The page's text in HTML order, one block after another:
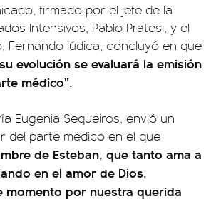
firmado por el jefe de la
Intensivos, Pablo Pratesi, y el
Fernando Iúdica, concluyó en que
evolución se evaluará la emisión
médico”.
Eugenia Sequeiros, envió un
del parte médico en el que
de Esteban, que tanto ama a
en el amor de Dios,
momento por nuestra querida